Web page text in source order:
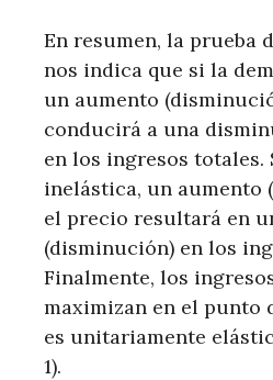
En resumen, la prueba
nos indica que si la
un aumento
conducirá a una
en los ingresos totales.
inelástica, un aumento
el precio resultará en
(disminución) en los
Finalmente, los
maximizan en el punto
es unitariamente
1).